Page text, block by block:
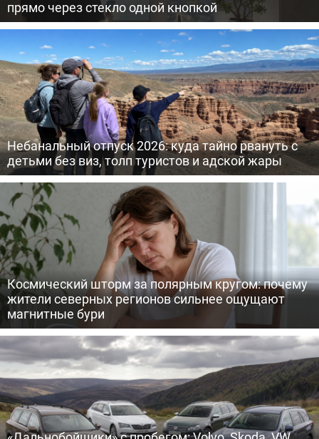
прямо через стекло одной кнопкой
Небанальный отпуск 2026: куда тайно рвануть с
детьми без виз, толп туристов и адской жары
Космический шторм за полярным кругом: почему
жители северных регионов сильнее ощущают
магнитные бури